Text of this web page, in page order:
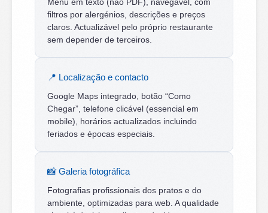
filtros por alergénios, descrições e preços
claros. Actualizável pelo próprio restaurante
sem depender de terceiros.
📍 Localização e contacto
Google Maps integrado, botão “Como
Chegar”, telefone clicável (essencial em
mobile), horários actualizados incluindo
feriados e épocas especiais.
📸 Galeria fotográfica
Fotografias profissionais dos pratos e do
ambiente, optimizadas para web. A qualidade